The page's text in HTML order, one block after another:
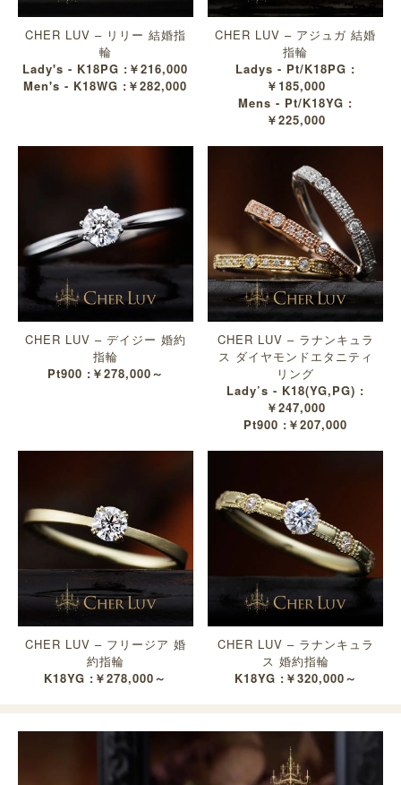
CHER LUV – リリー 結婚指
輪
Lady's - K18PG :￥216,000
Men's - K18WG :￥282,000
CHER LUV – アジュガ 結婚
指輪
Ladys - Pt/K18PG :
￥185,000
Mens - Pt/K18YG :
￥225,000
CHER LUV – デイジー 婚約
指輪
Pt900 :￥278,000～
CHER LUV – ラナンキュラ
ス ダイヤモンドエタニティ
リング
Lady’s - K18(YG,PG) :
￥247,000
Pt900 :￥207,000
CHER LUV – フリージア 婚
約指輪
K18YG :￥278,000～
CHER LUV – ラナンキュラ
ス 婚約指輪
K18YG :￥320,000～